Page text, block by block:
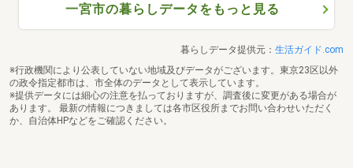
一宮市の暮らしデータをもっと見る
暮らしデータ提供元： 生活ガイド.com
※行政機関により公表していない地域及びデータがございます。東京23区以外
の政令指定都市は、市全体のデータとして表示しています。
※提供データには細心の注意を払っておりますが、調査後に変更がある場合が
あります。 最新の情報につきましては各市区役所までお問い合わせいただく
か、自治体HPなどをご確認ください。